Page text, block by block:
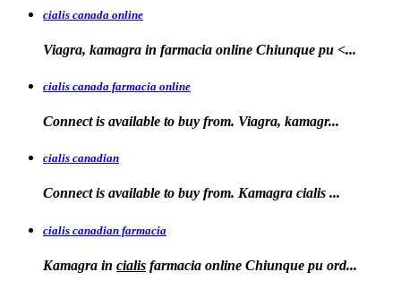
cialis canada online
Viagra, kamagra in farmacia online Chiunque pu <...
cialis canada farmacia online
Connect is available to buy from. Viagra, kamagr...
cialis canadian
Connect is available to buy from. Kamagra cialis ...
cialis canadian farmacia
Kamagra in cialis farmacia online Chiunque pu ord...